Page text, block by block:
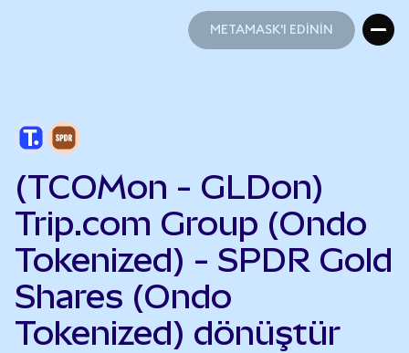
METAMASK'I EDİNİN
(TCOMon - GLDon)
Trip.com Group (Ondo
Tokenized) - SPDR Gold
Shares (Ondo
Tokenized) dönüştür